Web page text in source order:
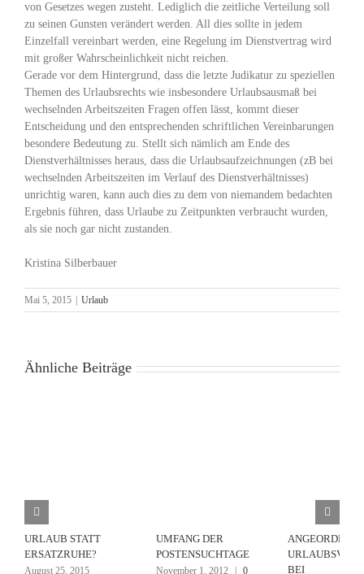
von Gesetzes wegen zusteht. Lediglich die zeitliche Verteilung soll
zu seinen Gunsten verändert werden. All dies sollte in jedem
Einzelfall vereinbart werden, eine Regelung im Dienstvertrag wird
mit großer Wahrscheinlichkeit nicht reichen.
Gerade vor dem Hintergrund, dass die letzte Judikatur zu speziellen
Themen des Urlaubsrechts wie insbesondere Urlaubsausmaß bei
wechselnden Arbeitszeiten Fragen offen lässt, kommt dieser
Entscheidung und den entsprechenden schriftlichen Vereinbarungen
besondere Bedeutung zu. Stellt sich nämlich am Ende des
Dienstverhältnisses heraus, dass die Urlaubsaufzeichnungen (zB bei
wechselnden Arbeitszeiten im Verlauf des Dienstverhältnisses)
unrichtig waren, kann auch dies zu dem von niemandem bedachten
Ergebnis führen, dass Urlaube zu Zeitpunkten verbraucht wurden,
als sie noch gar nicht zustanden.
Kristina Silberbauer
Mai 5, 2015 Urlaub
Ähnliche Beiträge
URLAUB STATT
ERSATZRUHE?
August 25, 2015
UMFANG DER
POSTENSUCHTAGE
November 1, 2012 | 0
BEI